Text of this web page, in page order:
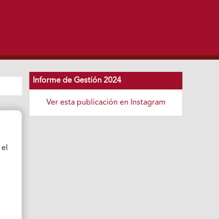
Informe de Gestión 2024
Ver esta publicación en Instagram